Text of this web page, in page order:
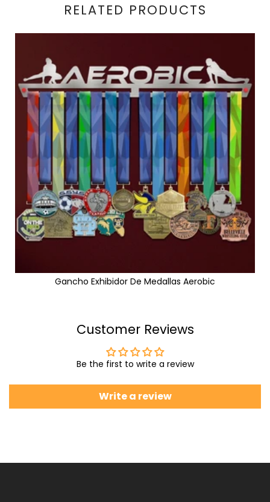
RELATED PRODUCTS
Gancho Exhibidor De Medallas Aerobic
Customer Reviews
Be the first to write a review
Write a review